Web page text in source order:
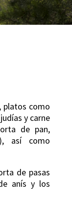
platos como
y carne
de pan,
así como
de pasas
anís y los